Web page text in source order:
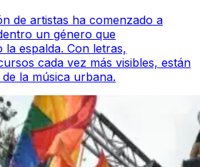
de artistas ha comenzado a
un género que
la espalda. Con letras,
cada vez más visibles, están
la música urbana.